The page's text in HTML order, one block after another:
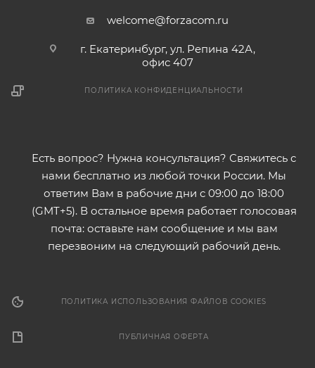
welcome@forzacom.ru
г. Екатеринбург, ул. Репина 42А,
офис 407
ПОЛИТИКА КОНФИДЕНЦИАЛЬНОСТИ
Есть вопрос? Нужна консультация? Свяжитесь с
нами бесплатно из любой точки России. Мы
ответим Вам в рабочие дни с 09:00 до 18:00
(GMT+5). В остальное время работает голосовая
почта: оставьте нам сообщение и мы вам
перезвоним на следующий рабочий день.
ПОЛИТИКА ИСПОЛЬЗОВАНИЯ ФАЙЛОВ COOKIES
ПУБЛИЧНАЯ ОФЕРТА